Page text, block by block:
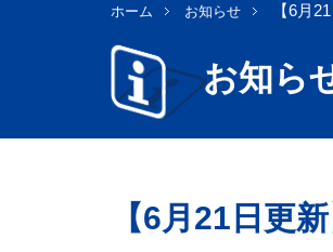
ホーム お知らせ 【6月
お知ら
【6月21日更